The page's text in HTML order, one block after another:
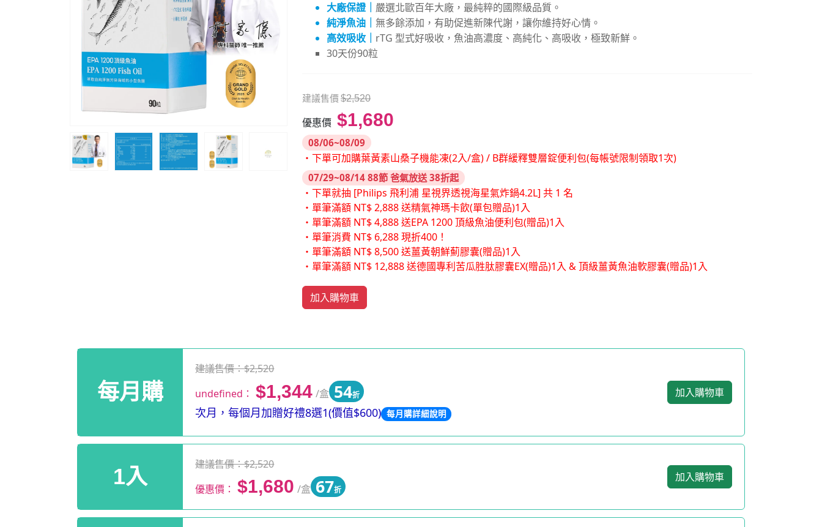
大廠保證｜ 嚴選北歐百年大廠，最純粹的國際級品質。
純淨魚油｜ 無多餘添加，有助促進新陳代謝，讓你維持好心情。
高效吸收｜ rTG 型式好吸收，魚油高濃度、高純化、高吸收，極致新鮮。
30天份90粒
建議售價 $2,520
優惠價 $1,680
08/06~08/09
・下單可加購葉黃素山桑子機能凍(2入/盒) / B群緩釋雙層錠便利包(每帳號限制領取1次)
07/29~08/14 88節 爸氣放送 38折起
・下單就抽 [Philips 飛利浦 星視界透視海星氣炸鍋4.2L] 共 1 名
・單筆滿額 NT$ 2,888 送精氣神瑪卡飲(單包贈品)1入
・單筆滿額 NT$ 4,888 送EPA 1200 頂級魚油便利包(贈品)1入
・單筆消費 NT$ 6,288 現折400！
・單筆滿額 NT$ 8,500 送薑黃朝鮮薊膠囊(贈品)1入
・單筆滿額 NT$ 12,888 送德國專利苦瓜胜肽膠囊EX(贈品)1入 & 頂級薑黃魚油軟膠囊(贈品)1入
加入購物車
每月購
建議售價：$2,520
undefined： $1,344 /盒 54折
次月，每個月加贈好禮8選1(價值$600) 每月購詳細說明
加入購物車
1入
建議售價：$2,520
優惠價： $1,680 /盒 67折
加入購物車